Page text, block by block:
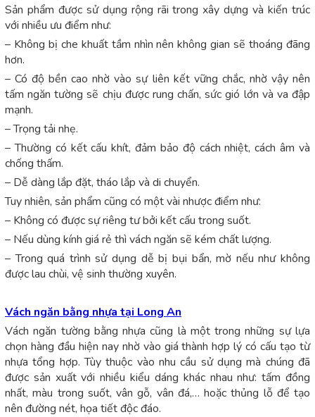
Sản phẩm được sử dụng rộng rãi trong xây dựng và kiến trúc
với nhiều ưu điểm như:
– Không bị che khuất tầm nhìn nên không gian sẽ thoáng đãng
hơn.
– Có độ bền cao nhờ vào sự liên kết vững chắc, nhờ vậy nên
tấm ngăn tường sẽ chịu được rung chấn, sức gió lớn và va đập
mạnh.
– Trọng tải nhẹ.
– Thường có kết cấu khít, đảm bảo độ cách nhiệt, cách âm và
chống thấm.
– Dễ dàng lắp đặt, tháo lắp và di chuyển.
Tuy nhiên, sản phẩm cũng có một vài nhược điểm như:
– Không có được sự riêng tư bởi kết cấu trong suốt.
– Nếu dùng kính giá rẻ thì vách ngăn sẽ kém chất lượng.
– Trong quá trình sử dụng dễ bị bụi bẩn, mờ nếu như không
được lau chùi, vệ sinh thường xuyên.
Vách ngăn bằng nhựa tại Long An
Vách ngăn tường bằng nhựa cũng là một trong những sự lựa
chọn hàng đầu hiện nay nhờ vào giá thành hợp lý có cấu tạo từ
nhựa tổng hợp. Tùy thuộc vào nhu cầu sử dụng mà chúng đã
được sản xuất với nhiều kiểu dáng khác nhau như: tấm đồng
nhất, màu trong suốt, vân gỗ, vân đá,… hoặc thủng lỗ để tạo
nên đường nét, họa tiết độc đáo.